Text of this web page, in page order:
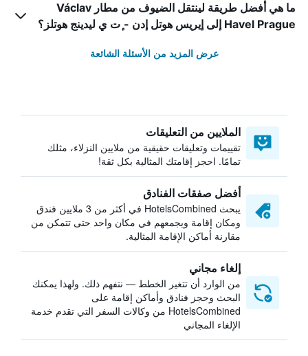
ما هي أفضل طريقة لينتقل الضيوف من مطار Václav
Havel Prague إلى إيريس هوتل إدن - ٕت ي ليدينج هوتلز؟
عرض المزيد من الأسئلة الشائعة
الملايين من التعليقات
تقييمات وتعليقات حقيقية من ملايين النزلاء، مثلك
تمامًا. احجز إقامتك المثالية بكل ثقة!
أفضل صفقات الفنادق
يبحث HotelsCombined في أكثر من 3 ملايين فندق
ومكان إقامة ويجمعهم في مكان واحد حتى تتمكن من
مقارنة أماكن الإقامة المثالية.
إلغاء مجاني
من الوارد أن تتغير الخطط — نتفهم ذلك. ولهذا يمكنك
البحث وحجز فنادق وأماكن إقامة على
HotelsCombined من وكالات السفر التي تقدم خدمة
الإلغاء المجاني